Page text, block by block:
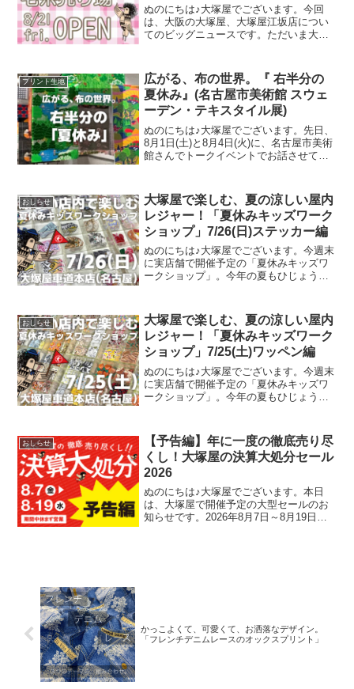
ぬのにちは♪大塚屋でございます。今回
は、大阪の大塚屋、大塚屋江坂店につい
てのビッグニュースです。ただいま大塚
江坂店での毛糸のお取り扱いのリクエス
トを多数お寄せいただいて
プリント生地
広がる、布の世界。『 右半分の
夏休み』(名古屋市美術館 スウェ
ーデン・テキスタイル展)
ぬのにちは♪大塚屋でございます。先日、
8月1日(土)と8月4日(火)に、名古屋市美術
館さんでトークイベントでお話させてい
客さまにご来場いただきましたことを御
礼申し上
おしらせ
大塚屋で楽しむ、夏の涼しい屋内
レジャー！「夏休みキッズワーク
ショップ」7/26(日)ステッカー編
ぬのにちは♪大塚屋でございます。今週末
に実店舗で開催予定の「夏休みキッズワ
ークショップ」。今年の夏もひじょうに
る、２日間限定のイベントです。その内
容は各店ごとに異なります
おしらせ
大塚屋で楽しむ、夏の涼しい屋内
レジャー！「夏休みキッズワーク
ショップ」7/25(土)ワッペン編
ぬのにちは♪大塚屋でございます。今週末
に実店舗で開催予定の「夏休みキッズワ
ークショップ」。今年の夏もひじょうに
る、２日間限定のイベントです。その内
容は各店ごとに異なります
おしらせ
【予告編】年に一度の徹底売り尽
くし！大塚屋の決算大処分セール
2026
ぬのにちは♪大塚屋でございます。本日
は、大塚屋で開催予定の大型セールのお
知らせです。2026年8月7日～8月19日ま
かっこよくて、可愛くて、お洒落なデザイン。
「フレンチデニムレースのオックスプリント」